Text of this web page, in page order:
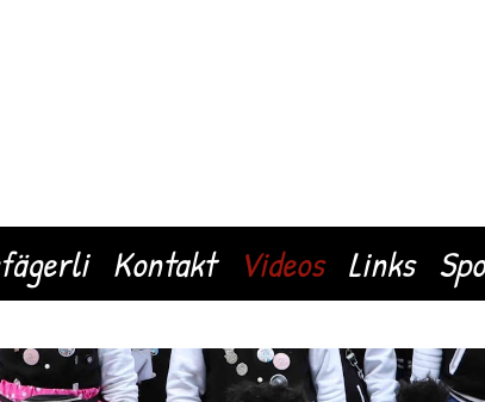
Kontakt Videos Links